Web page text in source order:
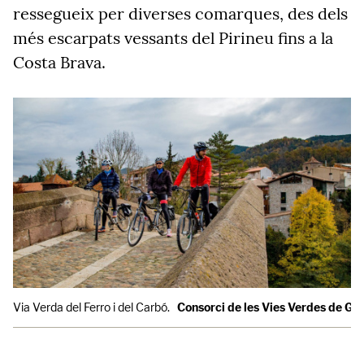
ressegueix per diverses comarques, des dels
més escarpats vessants del Pirineu fins a la
Costa Brava.
Via Verda del Ferro i del Carbó. Consorci de les Vies Verdes de